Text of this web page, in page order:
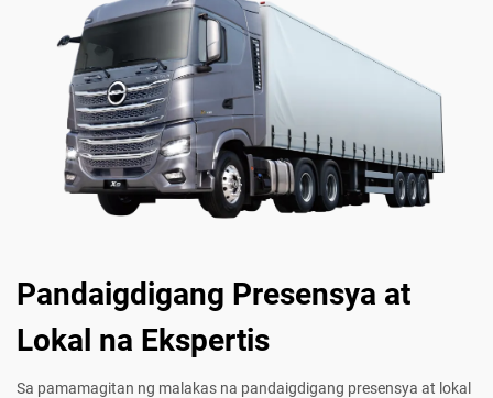
Pandaigdigang Presensya at
Lokal na Ekspertis
Sa pamamagitan ng malakas na pandaigdigang presensya at lokal